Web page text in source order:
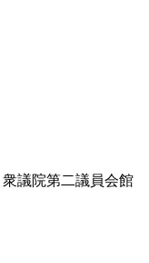
衆議院第二議員会館